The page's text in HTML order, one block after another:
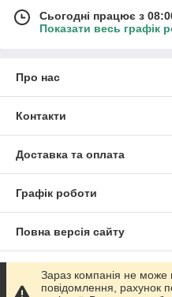
Сьогодні працює з
Показати весь графік
Про нас
Контакти
Доставка та оплата
Графік роботи
Повна версія сайту
Сайт створено на
Зараз компанія не
повідомлення, рахунок